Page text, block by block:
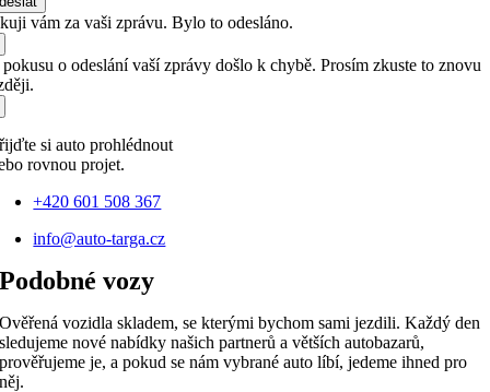
vám za vaši zprávu. Bylo to odesláno.
o odeslání vaší zprávy došlo k chybě. Prosím zkuste to znovu
si auto prohlédnout
rovnou projet.
+420 601 508 367
info@auto-targa.cz
Podobné vozy
Ověřená vozidla skladem, se kterými bychom sami jezdili. Každý den
sledujeme nové nabídky našich partnerů a větších autobazarů,
prověřujeme je, a pokud se nám vybrané auto líbí, jedeme ihned pro
něj.